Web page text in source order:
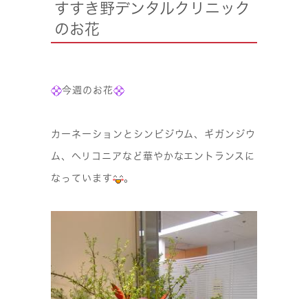
すすき野デンタルクリニック
のお花
今週のお花
カーネーションとシンビジウム、ギガンジウ
ム、ヘリコニアなど華やかなエントランスに
なっています 。